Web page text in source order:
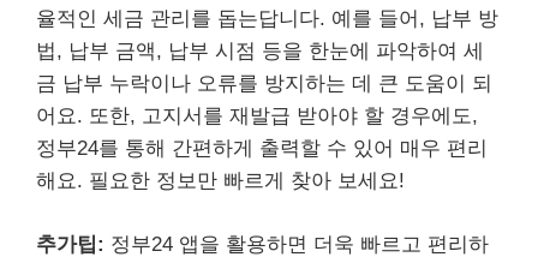
율적인 세금 관리를 돕는답니다. 예를 들어, 납부 방
법, 납부 금액, 납부 시점 등을 한눈에 파악하여 세
금 납부 누락이나 오류를 방지하는 데 큰 도움이 되
어요. 또한, 고지서를 재발급 받아야 할 경우에도,
정부24를 통해 간편하게 출력할 수 있어 매우 편리
해요. 필요한 정보만 빠르게 찾아 보세요!
추가팁: 정부24 앱을 활용하면 더욱 빠르고 편리하